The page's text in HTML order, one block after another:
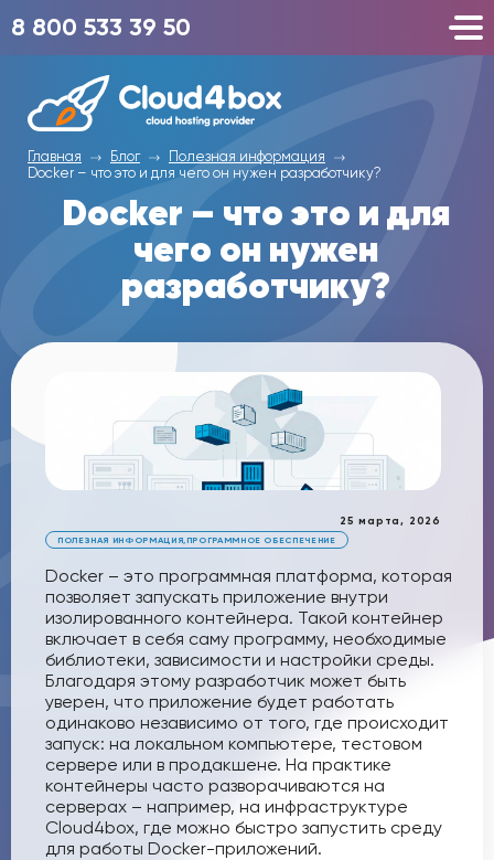
8 800 533 39 50
Главная Блог
Полезная информация
Docker – что это и для чего он нужен разработчику?
Docker – что это и для
чего он нужен
разработчику?
25 марта, 2026
ПОЛЕЗНАЯ ИНФОРМАЦИЯ, ПРОГРАММНОЕ ОБЕСПЕЧЕНИЕ
Docker – это программная платформа, которая
позволяет запускать приложение внутри
изолированного контейнера. Такой контейнер
включает в себя саму программу, необходимые
библиотеки, зависимости и настройки среды.
Благодаря этому разработчик может быть
уверен, что приложение будет работать
одинаково независимо от того, где происходит
запуск: на локальном компьютере, тестовом
сервере или в продакшене. На практике
контейнеры часто разворачиваются на
серверах – например, на инфраструктуре
Cloud4box, где можно быстро запустить среду
для работы Docker-приложений.